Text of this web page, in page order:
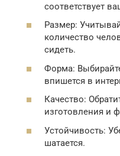
соответствует
Размер:
количество
сидеть.
Форма:
впишется в
Качество:
изготовления и
Устойчивость:
шатается.